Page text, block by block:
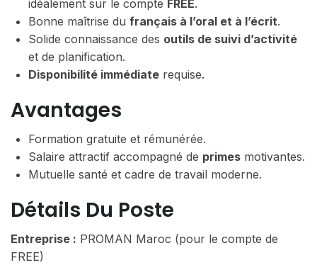
idéalement sur le compte FREE.
Bonne maîtrise du français à l’oral et à l’écrit.
Solide connaissance des outils de suivi d’activité
et de planification.
Disponibilité immédiate requise.
Avantages
Formation gratuite et rémunérée.
Salaire attractif accompagné de primes motivantes.
Mutuelle santé et cadre de travail moderne.
Détails Du Poste
Entreprise : PROMAN Maroc (pour le compte de
FREE)